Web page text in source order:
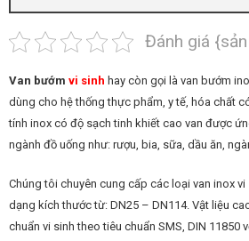
Đánh giá
Van bướm vi sinh hay còn gọi là van bướm
dùng cho hệ thống thực phẩm, y tế, hóa chất
tính inox có độ sạch tinh khiết cao van được
ngành đồ uống như: rượu, bia, sữa, dầu ăn,
Chúng tôi chuyên cung cấp các loại van inox vi
dạng kích thước từ: DN25 – DN114. Vật liệu
chuẩn vi sinh theo tiêu chuẩn SMS, DIN 11850